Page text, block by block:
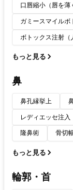
口唇縮小（唇を薄
ガミースマイルボ
ボトックス注射（
もっと見る
鼻
鼻孔縁挙上
レディエッセ注入
隆鼻術 骨切
もっと見る
輪郭・首